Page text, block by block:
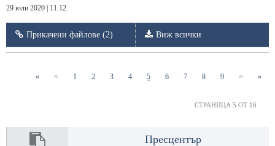
29 юли 2020 | 11:12
Прикачени файлове (2) Виж всички
« < 1 (current)
2(current)
3(current)
4(current)
5(current)
6(current)
7(current)
8(current)
9(current)
> »
СТРАНИЦА 5 ОТ 16
Пресцентър